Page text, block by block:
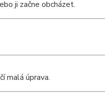
ji začne obcházet.
malá úprava.